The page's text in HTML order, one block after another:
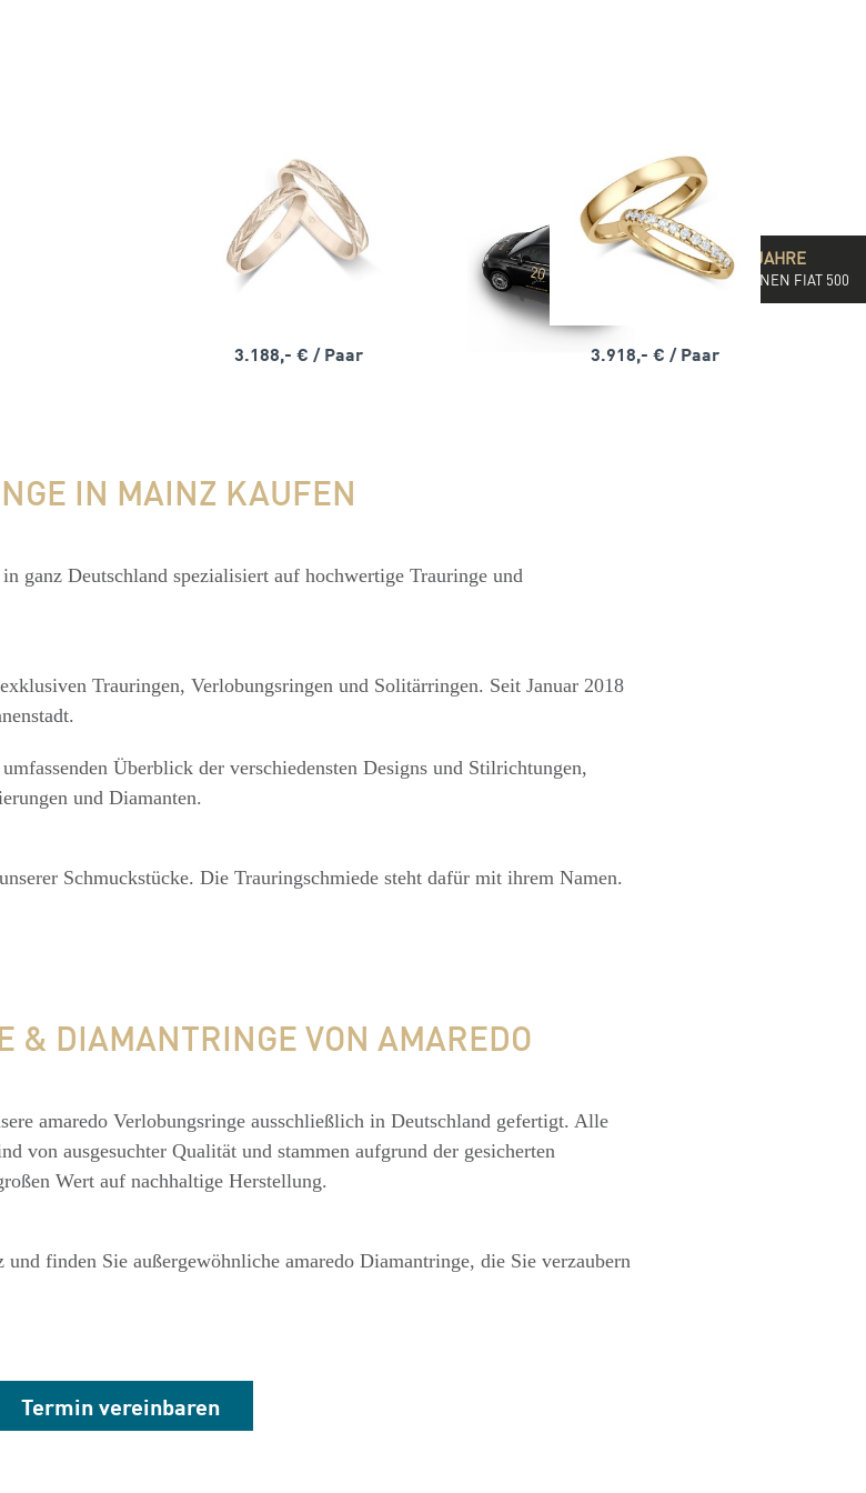
3.188,- € / Paar 3.918,- € / Paar
IN MAINZ KAUFEN
ganz Deutschland spezialisiert auf hochwertige Trauringe und
Trauringen, Verlobungsringen und Solitärringen. Seit Januar 2018
Überblick der verschiedensten Designs und Stilrichtungen,
und Diamanten.
Schmuckstücke. Die Trauringschmiede steht dafür mit ihrem Namen.
& DIAMANTRINGE VON AMAREDO
amaredo Verlobungsringe ausschließlich in Deutschland gefertigt. Alle
von ausgesuchter Qualität und stammen aufgrund der gesicherten
Wert auf nachhaltige Herstellung.
finden Sie außergewöhnliche amaredo Diamantringe, die Sie verzaubern
Termin vereinbaren
WIR FEIERN 20 JAHRE
& IHR GEWINNT EINEN FIAT 500